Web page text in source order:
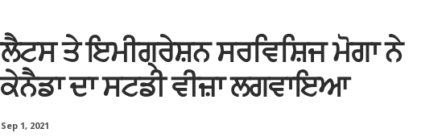
ਤੇ ਇਮੀਗ੍ਰੇਸ਼ਨ ਸਰਵਿਸ਼ਿਜ ਮੋਗਾ ਨੇ
ਦਾ ਸਟਡੀ ਵੀਜ਼ਾ ਲਗਵਾਇਆ
Sep 1, 2021